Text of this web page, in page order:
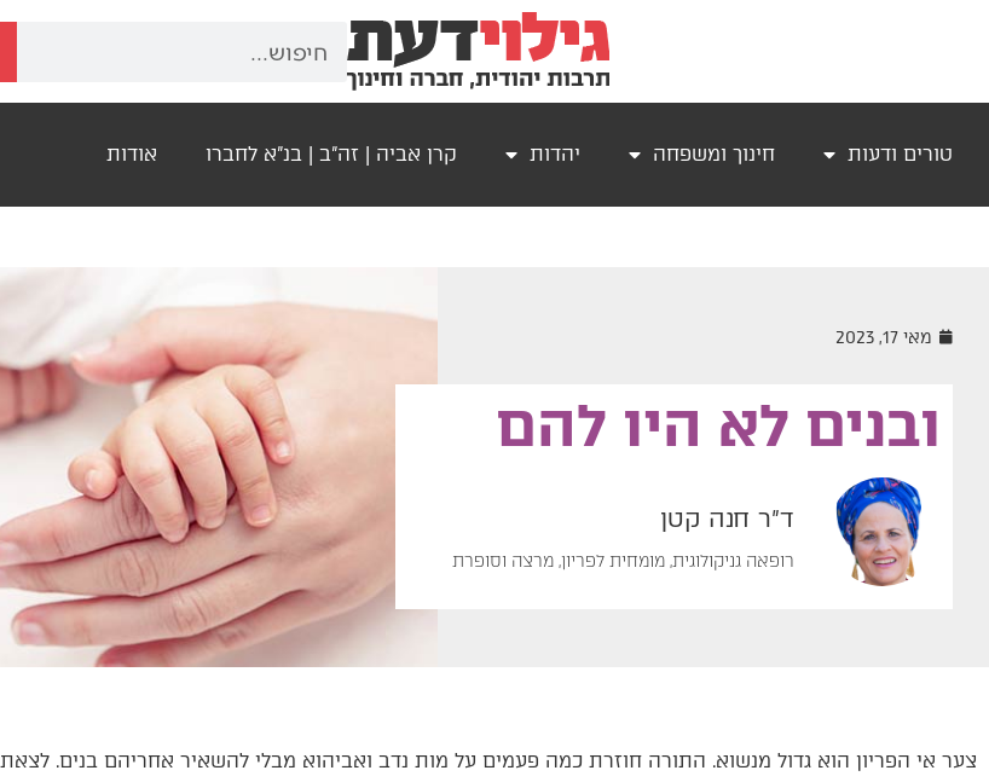
טורים ודעות חינוך ומשפחה יהדות קרן אביה | זה"ב | בנ"א לחברו אודות
מאי 17, 2023
ובנים לא היו להם
ד"ר חנה קטן
רופאה גניקולוגית, מומחית לפריון, מרצה וסופרת
צער אי הפריון הוא גדול מנשוא. התורה חוזרת כמה פעמים על מות נדב ואביהוא מבלי להשאיר אחריהם בנים.